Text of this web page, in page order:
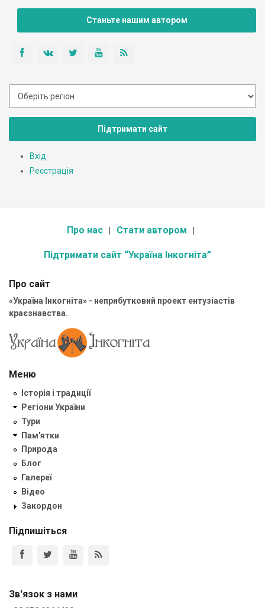
Станьте нашим автором
Підтримати сайт
Вхід
Реєстрація
Про нас Стати автором
Підтримати сайт “Україна Інкогніта”
Про сайт
«Україна Інкогніта» - неприбутковий проект ентузіастів
краєзнавства.
Меню
Історія і традиції
Регіони України
Тури
Пам'ятки
Природа
Блог
Галереї
Відео
Закордон
Підпишіться
Зв'язок з нами